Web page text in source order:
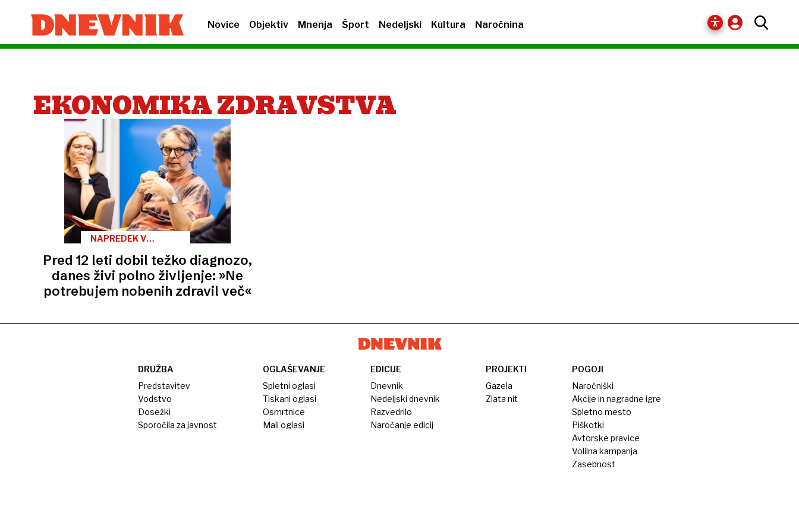
Novice Objektiv Mnenja Šport Nedeljski Kultura Naročnina
EKONOMIKA ZDRAVSTVA
NAPREDEK V
Pred 12 leti dobil težko diagnozo,
danes živi polno življenje: »Ne
potrebujem nobenih zdravil več«
DRUŽBA
Predstavitev
Vodstvo
Dosežki
Sporočila za javnost
OGLAŠEVANJE
Spletni oglasi
Tiskani oglasi
Osmrtnice
Mali oglasi
EDICIJE
Dnevnik
Nedeljski dnevnik
Razvedrilo
Naročanje edicij
PROJEKTI
Gazela
Zlata nit
POGOJI
Naročniški
Akcije in nagradne igre
Spletno mesto
Piškotki
Avtorske pravice
Volilna kampanja
Zasebnost